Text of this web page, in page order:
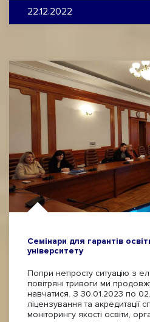
22.12.2022
Семінари для гарантів
університету
Попри непросту ситуацію з
повітряні тривоги ми
навчатися. З 30.01.2023 по
ліцензування та акредитації
моніторингу якості освіти,